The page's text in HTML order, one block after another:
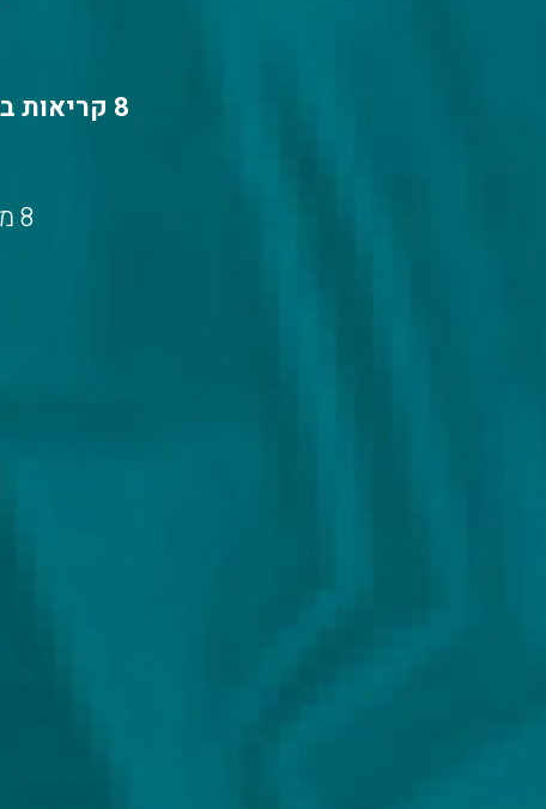
8 קריאות בגוף עבודות של אמן אחד דרך הוגה אחד
8 מפגשים, ימי שלישי 19:00 – 20:30